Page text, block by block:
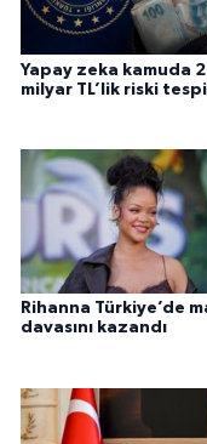
Yapay zeka kamuda 2
milyar TL’lik riski
Rihanna Türkiye’de
davasını kazandı